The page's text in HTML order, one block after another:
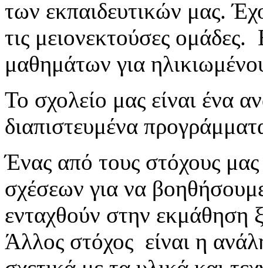
των εκπαιδευτικών μας.
τις μειονεκτούσες
μαθημάτων για
Το σχολείο μας είναι ένα
διαπιστευμένα
Ένας από τους στόχους μας
σχέσεων για να
ενταχθούν στην
Άλλος στόχος είναι η